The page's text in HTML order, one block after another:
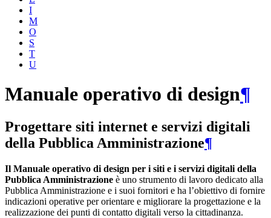
I
M
O
S
T
U
Manuale operativo di design¶
Progettare siti internet e servizi digitali
della Pubblica Amministrazione¶
Il Manuale operativo di design per i siti e i servizi digitali della
Pubblica Amministrazione è uno strumento di lavoro dedicato alla
Pubblica Amministrazione e i suoi fornitori e ha l’obiettivo di fornire
indicazioni operative per orientare e migliorare la progettazione e la
realizzazione dei punti di contatto digitali verso la cittadinanza.